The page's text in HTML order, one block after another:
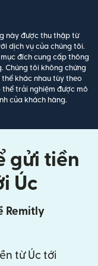
này được thu thập từ
dịch vụ của chúng tôi.
đích cung cấp thông
Chúng tôi không chứng
khác nhau tùy theo
thể trải nghiệm được mô
của khách hàng.
gửi tiền
Úc
Remitly
từ Úc tới